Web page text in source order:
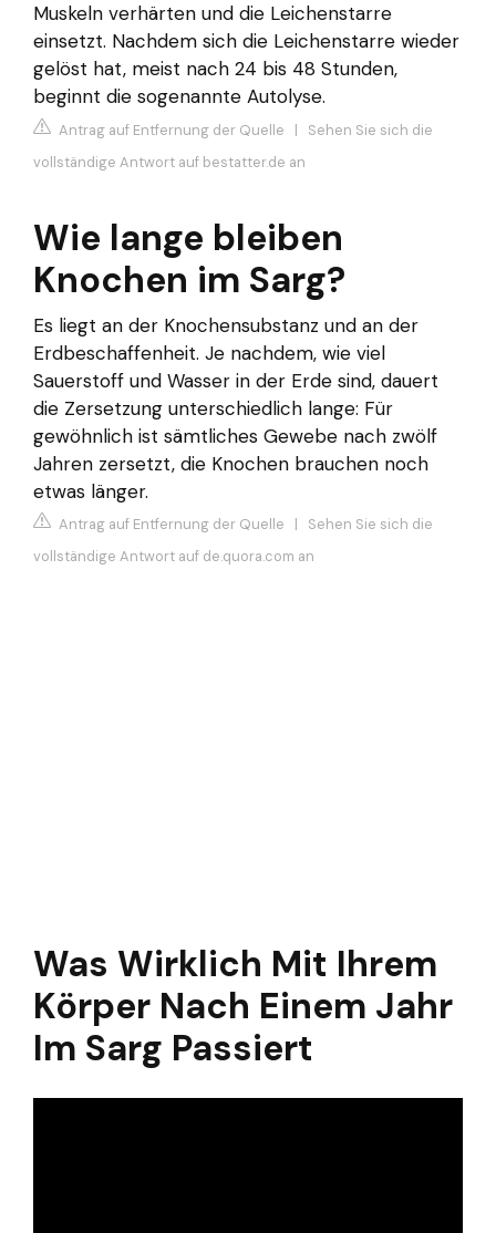
Muskeln verhärten und die Leichenstarre
einsetzt. Nachdem sich die Leichenstarre wieder
gelöst hat, meist nach 24 bis 48 Stunden,
beginnt die sogenannte Autolyse.
Antrag auf Entfernung der Quelle | Sehen Sie sich die
vollständige Antwort auf bestatter.de an
Wie lange bleiben
Knochen im Sarg?
Es liegt an der Knochensubstanz und an der
Erdbeschaffenheit. Je nachdem, wie viel
Sauerstoff und Wasser in der Erde sind, dauert
die Zersetzung unterschiedlich lange: Für
gewöhnlich ist sämtliches Gewebe nach zwölf
Jahren zersetzt, die Knochen brauchen noch
etwas länger.
Antrag auf Entfernung der Quelle | Sehen Sie sich die
vollständige Antwort auf de.quora.com an
Was Wirklich Mit Ihrem
Körper Nach Einem Jahr
Im Sarg Passiert